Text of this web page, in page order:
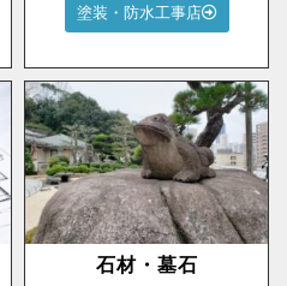
塗装・防水工事店
石材・墓石